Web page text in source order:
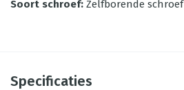
Soort schroef: Zelfborende schroef
Specificaties